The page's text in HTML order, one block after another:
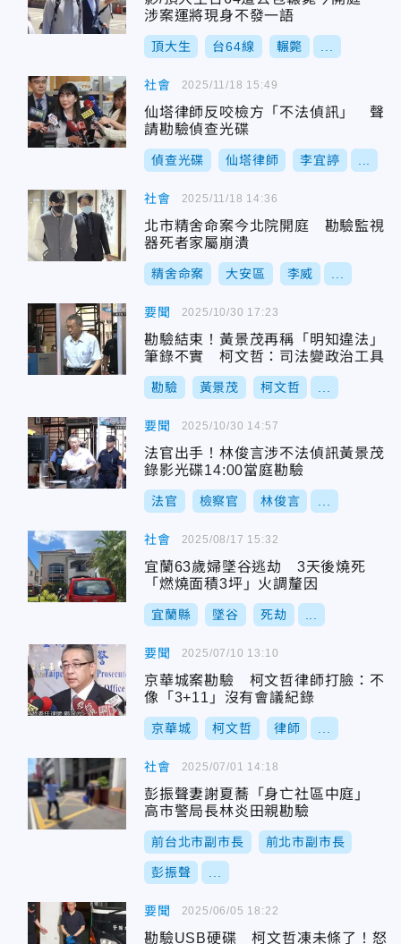
涉案運將現身不發一語
頂大生 台64線 輾斃
社會
仙塔律師反咬檢方「不法偵訊」 聲
請勘驗偵查光碟
偵查光碟 仙塔律師 李宜諪
2025/11/18 15:49
社會
北市精舍命案今北院開庭 勘驗監視
器死者家屬崩潰
精舍命案 大安區 李威
2025/11/18 14:36
要聞
勘驗結束！黃景茂再稱「明知違法」
筆錄不實 柯文哲：司法變政治工具
勘驗 黃景茂 柯文哲
2025/10/30 17:23
要聞
法官出手！林俊言涉不法偵訊黃景茂
錄影光碟14:00當庭勘驗
法官 檢察官 林俊言
2025/10/30 14:57
社會
宜蘭63歲婦墜谷逃劫 3天後燒死
「燃燒面積3坪」火調釐因
宜蘭縣 墜谷 死劫
2025/08/17 15:32
要聞
京華城案勘驗 柯文哲律師打臉：不
像「3+11」沒有會議紀錄
京華城 柯文哲 律師
2025/07/10 13:10
社會
彭振聲妻謝夏蕎「身亡社區中庭」
高市警局長林炎田親勘驗
前台北市副市長 前北市副市長
彭振聲
2025/07/01 14:18
要聞
勘驗USB硬碟 柯文哲凍未條了！怒
2025/06/05 18:22